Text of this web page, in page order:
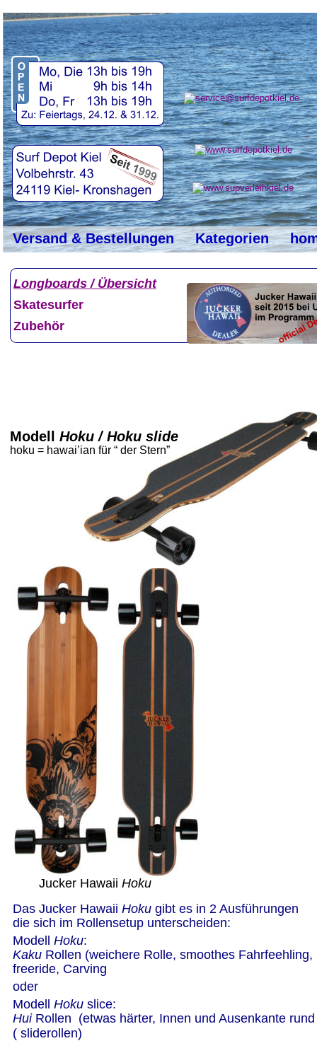
Longboards / Übersicht
Skatesurfer
Zubehör
Modell Hoku / Hoku slide
hoku = hawai’ian für “ der Stern”
Das Jucker Hawaii Hoku gibt es in 2 Ausführungen
die sich im Rollensetup unterscheiden:
Modell Hoku:
Kaku Rollen (weichere Rolle, smoothes Fahrfeehling,
freeride, Carving
oder
Modell Hoku slice:
Hui Rollen  (etwas härter, Innen und Ausenkante
( sliderollen)
Jucker Hawaii Hoku
#
Versand & Bestellungen Kategorien